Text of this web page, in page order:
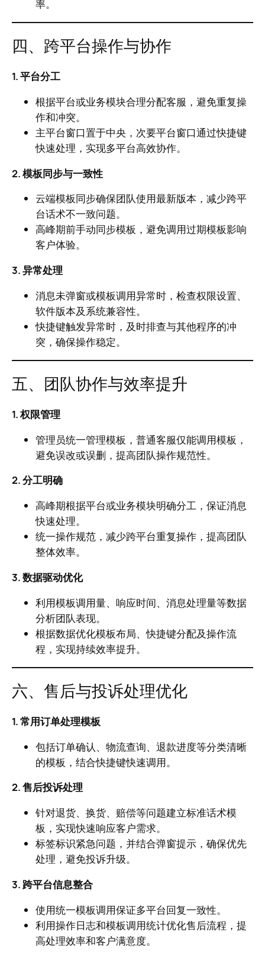
率。
四、跨平台操作与协作
1. 平台分工
根据平台或业务模块合理分配客服，避免重复操
作和冲突。
主平台窗口置于中央，次要平台窗口通过快捷键
快速处理，实现多平台高效协作。
2. 模板同步与一致性
云端模板同步确保团队使用最新版本，减少跨平
台话术不一致问题。
高峰期前手动同步模板，避免调用过期模板影响
客户体验。
3. 异常处理
消息未弹窗或模板调用异常时，检查权限设置、
软件版本及系统兼容性。
快捷键触发异常时，及时排查与其他程序的冲
突，确保操作稳定。
五、团队协作与效率提升
1. 权限管理
管理员统一管理模板，普通客服仅能调用模板，
避免误改或误删，提高团队操作规范性。
2. 分工明确
高峰期根据平台或业务模块明确分工，保证消息
快速处理。
统一操作规范，减少跨平台重复操作，提高团队
整体效率。
3. 数据驱动优化
利用模板调用量、响应时间、消息处理量等数据
分析团队表现。
根据数据优化模板布局、快捷键分配及操作流
程，实现持续效率提升。
六、售后与投诉处理优化
1. 常用订单处理模板
包括订单确认、物流查询、退款进度等分类清晰
的模板，结合快捷键快速调用。
2. 售后投诉处理
针对退货、换货、赔偿等问题建立标准话术模
板，实现快速响应客户需求。
标签标识紧急问题，并结合弹窗提示，确保优先
处理，避免投诉升级。
3. 跨平台信息整合
使用统一模板调用保证多平台回复一致性。
利用操作日志和模板调用统计优化售后流程，提
高处理效率和客户满意度。